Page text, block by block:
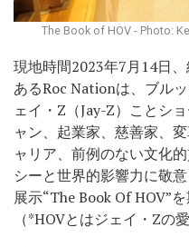
The Book of HOV - Photo:
現地時間2023年7月14日
あるRoc Nationは、ブル
ェイ・Z（Jay-Z）ことシ
ャン、起業家、慈善家、
ャリア、前例のない文化
シーと世界的影響力に敬
展示“The Book Of HOV”
（*HOVとはジェイ・Zの愛